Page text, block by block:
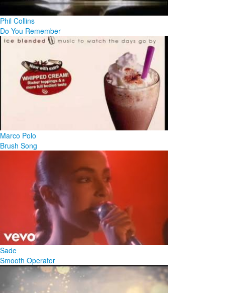
Phil Collins
Do You Remember
Marco Polo
Brush Song
Sade
Smooth Operator